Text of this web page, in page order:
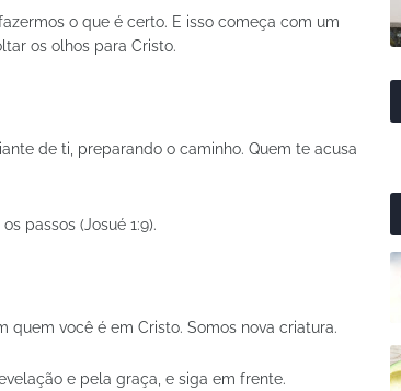
o que é certo. E isso começa com um
os olhos para Cristo.
de ti, preparando o caminho. Quem te acusa
passos (Josué 1:9).
quem você é em Cristo. Somos nova criatura.
e pela graça, e siga em frente.